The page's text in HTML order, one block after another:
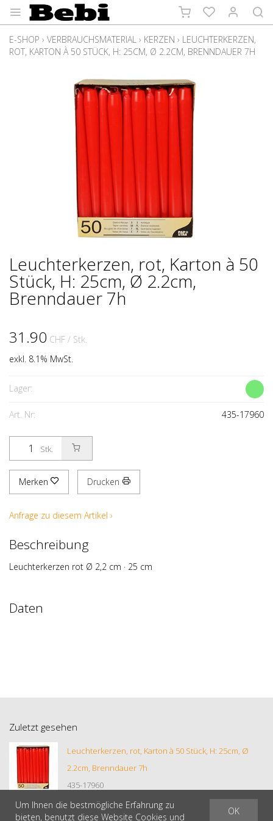
E-SHOP › VERBRAUCHSMATERIAL › KERZEN › LEUCHTERKERZEN,
ROT, KARTON À 50 STÜCK, H: 25CM, Ø 2.2CM, BRENNDAUER 7H
Leuchterkerzen, rot, Karton à 50
Stück, H: 25cm, Ø 2.2cm,
Brenndauer 7h
31.90 CHF / Stk.
exkl. 8.1% MwSt.
Lager:
Art. Nr: 435-17960
Stk.
Merken Drucken
Anfrage zu diesem Artikel ›
Beschreibung
Leuchterkerzen rot Ø 2,2 cm · 25 cm
Daten
Zuletzt gesehen
Leuchterkerzen, rot, Karton à 50 Stück, H: 25cm, Ø
2.2cm, Brenndauer 7h
435-17960
OK
Um Ihnen die bestmögliche Erfahrung zu
bieten, benutzt diese Website Cookies und